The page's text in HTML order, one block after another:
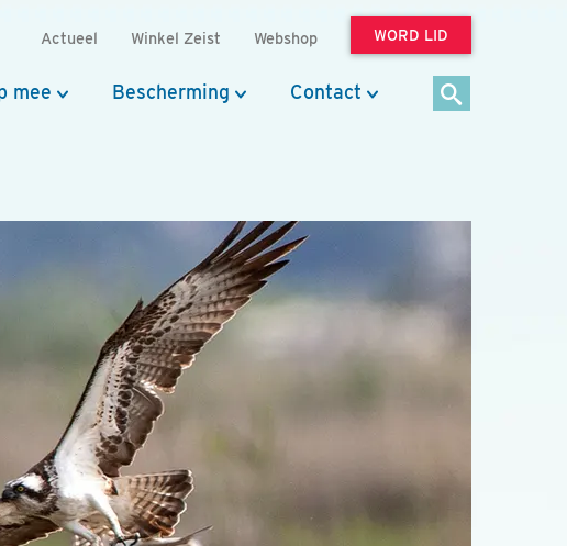
Actueel Winkel Zeist Webshop WORD LID
mee Bescherming Contact